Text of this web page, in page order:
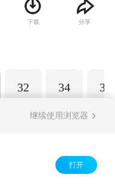
背后击晕，被强行灌下一种
药，致使身体变小。为了在
寄住在毛利兰的家中。作为
下去毛利小五郎经常做的一
推理，便帮助毛利小五郎破
下载 分享
32 34 35
继续使用浏览器
打开